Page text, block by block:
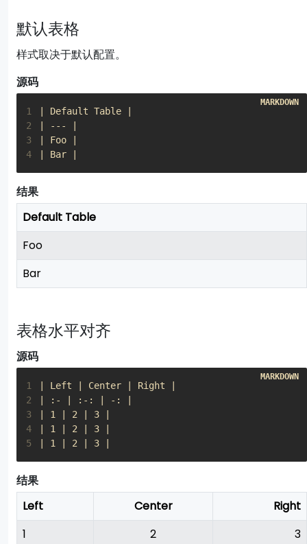
默认表格
样式取决于默认配置。
源码
1
2
3
4
| Bar |
结果
Default Table
Foo
Bar
表格水平对齐
源码
1
2
3
4
5
| 1 | 2 | 3 |
结果
Left
Center
Right
1
2
3